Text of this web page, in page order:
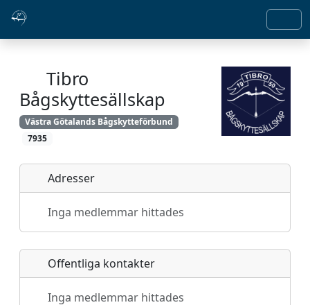
Tibro
Bågskyttesällskap
Västra Götalands Bågskytteförbund
7935
Adresser
Inga medlemmar hittades
Offentliga kontakter
Inga medlemmar hittades